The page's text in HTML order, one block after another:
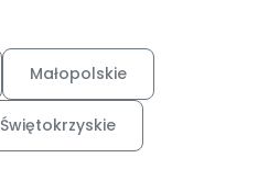
Małopolskie
Świętokrzyskie